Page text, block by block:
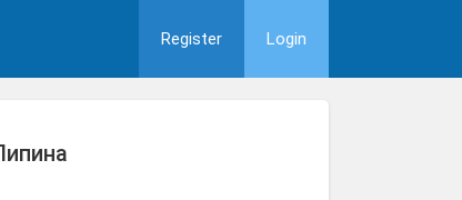
Register Login